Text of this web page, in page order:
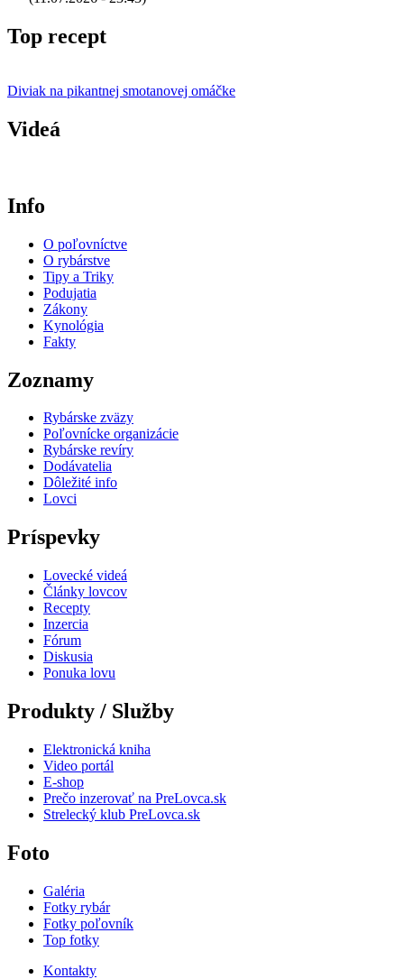
Top recept
Diviak na pikantnej smotanovej omáčke
Videá
Info
O poľovníctve
O rybárstve
Tipy a Triky
Podujatia
Zákony
Kynológia
Fakty
Zoznamy
Rybárske zväzy
Poľovnícke organizácie
Rybárske revíry
Dodávatelia
Dôležité info
Lovci
Príspevky
Lovecké videá
Články lovcov
Recepty
Inzercia
Fórum
Diskusia
Ponuka lovu
Produkty / Služby
Elektronická kniha
Video portál
E-shop
Prečo inzerovať na PreLovca.sk
Strelecký klub PreLovca.sk
Foto
Galéria
Fotky rybár
Fotky poľovník
Top fotky
Kontakty